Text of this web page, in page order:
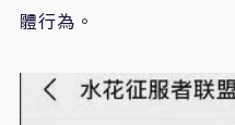
體行為。